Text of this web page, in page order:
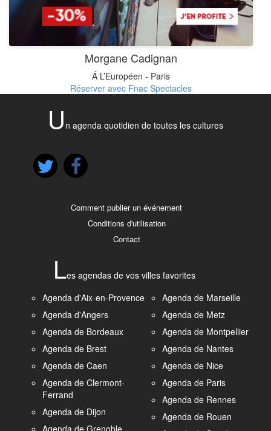
Morgane Cadignan
Á L’Européen - Paris
Réserver avec Fnac Spectacles
U n agenda quotidien de toutes les cultures
Comment publier un événement
Conditions d'utilisation
Contact
Les agendas de vos villes favorites
Agenda d'Aix-en-Provence
Agenda d'Angers
Agenda de Bordeaux
Agenda de Brest
Agenda de Caen
Agenda de Clermont-
Ferrand
Agenda de Dijon
Agenda de Grenoble
Agenda de Marseille
Agenda de Metz
Agenda de Montpellier
Agenda de Nantes
Agenda de Nice
Agenda de Paris
Agenda de Rennes
Agenda de Rouen